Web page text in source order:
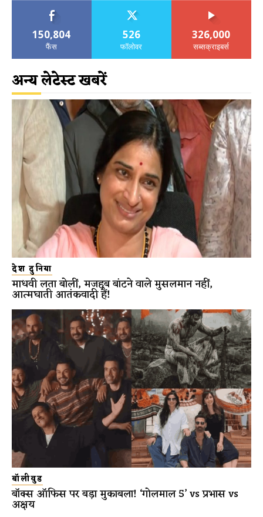
150,804
फैंस
526
फॉलोवर
326,000
सब्सक्राइबर्स
अन्य लेटेस्ट खबरें
देश दुनिया
माधवी लता बोलीं, मजहब बांटने वाले मुसलमान नहीं,
आत्मघाती आतंकवादी हैं!
बॉलीवुड
बॉक्स ऑफिस पर बड़ा मुकाबला! ‘गोलमाल 5’ vs प्रभास vs
अक्षय